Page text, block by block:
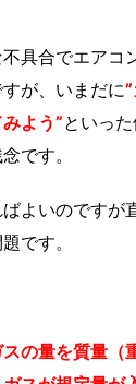
具合でエアコ
が、いまだに
よう”といっ
です。
よいのですが
です。
の量を質量（